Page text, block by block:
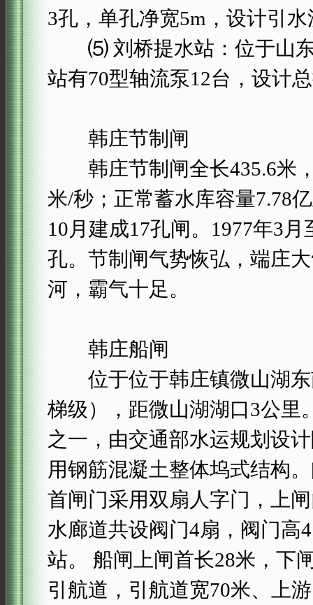
3孔，单孔净宽5m，设计引水
⑸ 刘桥提水站：位于山东
站有70型轴流泵12台，设计
韩庄节制闸
韩庄节制闸全长435.6米，
米/秒；正常蓄水库容量7.78
10月建成17孔闸。1977年3
孔。节制闸气势恢弘，端庄
河，霸气十足。
韩庄船闸
位于位于韩庄镇微山湖东
梯级），距微山湖湖口3公里
之一，由交通部水运规划设
用钢筋混凝土整体坞式结构
首闸门采用双扇人字门，上
水廊道共设阀门4扇，阀门高
站。 船闸上闸首长28米，下
引航道，引航道宽70米、上